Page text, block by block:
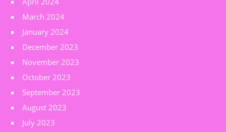
March 2024
January 2024
December 2023
November 2023
October 2023
September 2023
August 2023
July 2023